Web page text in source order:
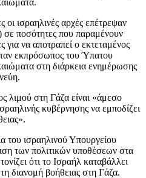
οι ισραηλινές αρχές επέτρεψαν
σε ποσότητες που παραμένουν
για να αποτραπεί ο εκτεταμένος
εκπρόσωπος του Ύπατου
στη διάρκεια ενημέρωσης
λιμού στη Γάζα είναι «άμεσο
κυβέρνησης να εμποδίζει
του ισραηλινού Υπουργείου
των πολιτικών υποθέσεων στα
ότι το Ισραήλ καταβάλλει
διανομή βοήθειας στη Γάζα.